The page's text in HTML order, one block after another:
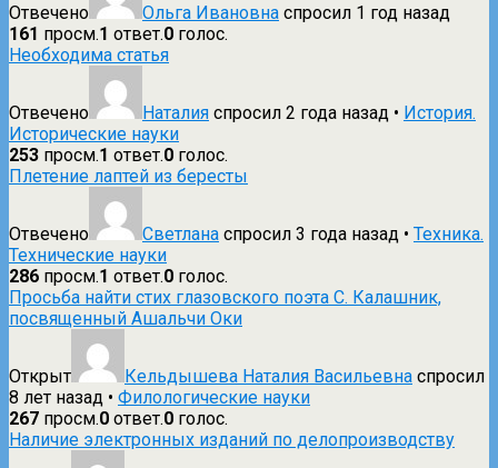
Отвечено Ольга Ивановна спросил 1 год назад
161 просм.1 ответ.0 голос.
Необходима статья
Отвечено Наталия спросил 2 года назад • История.
Исторические науки
253 просм.1 ответ.0 голос.
Плетение лаптей из бересты
Отвечено Светлана спросил 3 года назад • Техника.
Технические науки
286 просм.1 ответ.0 голос.
Просьба найти стих глазовского поэта С. Калашник,
посвященный Ашальчи Оки
Открыт Кельдышева Наталия Васильевна спросил
8 лет назад • Филологические науки
267 просм.0 ответ.0 голос.
Наличие электронных изданий по делопроизводству